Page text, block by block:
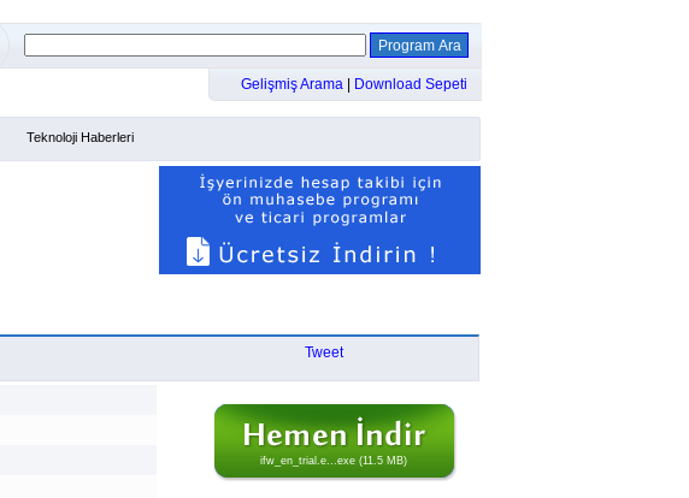
Teknoloji Haberleri
Tweet
ifw_en_trial.e...exe (11.5 MB)
Gelişmiş Arama Download Sepeti